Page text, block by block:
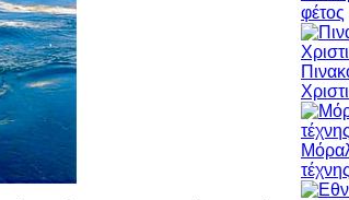
φέτος
τέχνης